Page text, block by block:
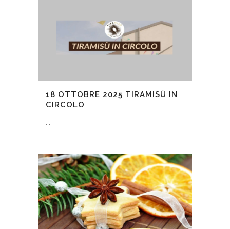
18 OTTOBRE 2025 TIRAMISÙ IN
CIRCOLO